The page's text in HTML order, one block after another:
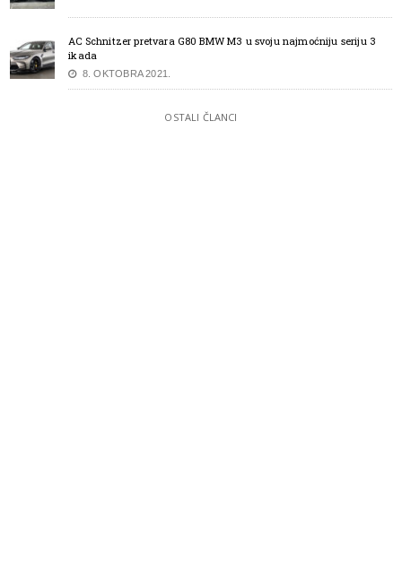
AC Schnitzer pretvara G80 BMW M3 u svoju najmoćniju seriju 3
ikada
8. OKTOBRA 2021.
OSTALI ČLANCI